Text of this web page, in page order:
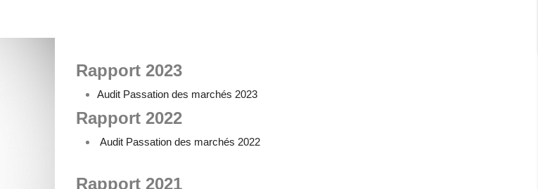
Rapport 2023
Audit Passation des marchés 2023
Rapport 2022
Audit Passation des marchés 2022
Rapport 2021